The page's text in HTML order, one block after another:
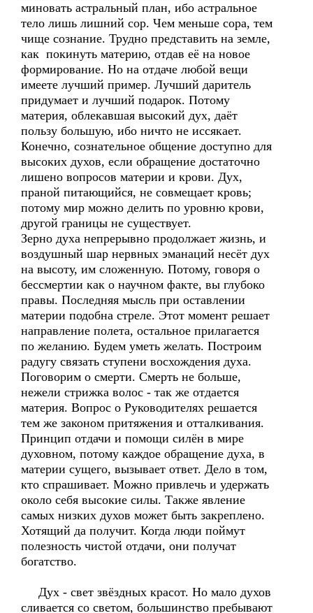
миновать астральный план, ибо астральное
тело лишь лишний сор. Чем меньше сора, тем
чище сознание. Трудно представить на земле,
как покинуть материю, отдав её на новое
формирование. Но на отдаче любой вещи
имеете лучший пример. Лучший даритель
придумает и лучший подарок. Потому
материя, облекавшая высокий дух, даёт
пользу большую, ибо ничто не иссякает.
Конечно, сознательное общение доступно для
высоких духов, если обращение достаточно
лишено вопросов материи и крови. Дух,
праной питающийся, не совмещает кровь;
потому мир можно делить по уровню крови,
другой границы не существует.
Зерно духа непрерывно продолжает жизнь, и
воздушный шар нервных эманаций несёт дух
на высоту, им сложенную. Потому, говоря о
бессмертии как о научном факте, вы глубоко
правы. Последняя мысль при оставлении
материи подобна стреле. Этот момент решает
направление полета, остальное прилагается
по желанию. Будем уметь желать. Построим
радугу связать ступени восхождения духа.
Поговорим о смерти. Смерть не больше,
нежели стрижка волос - так же отдается
материя. Вопрос о Руководителях решается
тем же законом притяжения и отталкивания.
Принцип отдачи и помощи силён в мире
духовном, потому каждое обращение духа, в
материи сущего, вызывает ответ. Дело в том,
кто спрашивает. Можно привлечь и удержать
около себя высокие силы. Также явление
самых низких духов может быть закреплено.
Хотящий да получит. Когда люди поймут
полезность чистой отдачи, они получат
богатство.
Дух - свет звёздных красот. Но мало духов
сливается со светом, большинство пребывают